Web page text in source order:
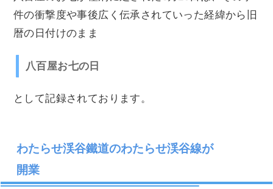
件の衝撃度や事後広く伝承されていった経緯から旧
暦の日付けのまま
八百屋お七の日
として記録されております。
わたらせ渓谷鐵道のわたらせ渓谷線が
開業